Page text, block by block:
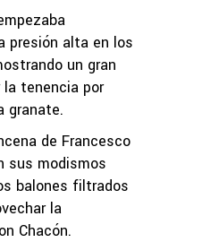
presión alta en los
un gran
tenencia por
granate.
de Francesco
sus modismos
balones filtrados
la
Chacón.